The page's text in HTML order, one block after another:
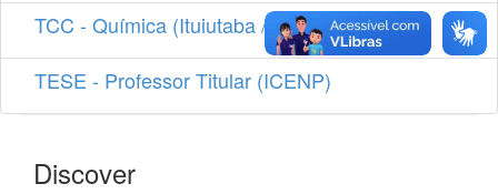
TCC - Química (Ituiutaba / Pontal)
TESE - Professor Titular (ICENP)
Discover